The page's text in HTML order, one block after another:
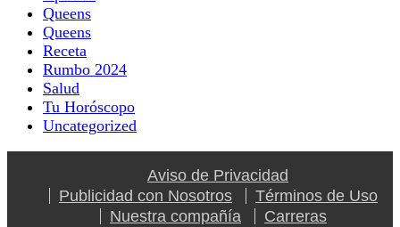
Queens
Queens
Receta
Rumbo 2024
Salud
Tu Horóscopo
Uncategorized
Aviso de Privacidad
Publicidad con Nosotros
Términos de Uso
Nuestra compañía
Carreras